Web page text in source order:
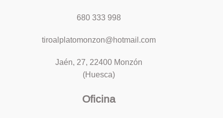
680 333 998
tiroalplatomonzon@hotmail.com
Jaén, 27, 22400 Monzón
(Huesca)
Oficina